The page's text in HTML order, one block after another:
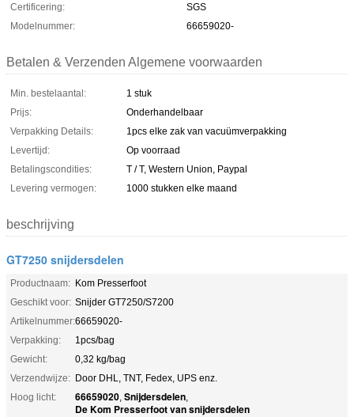
Certificering:
SGS
Modelnummer:
66659020-
Betalen & Verzenden Algemene voorwaarden
Min. bestelaantal:
1 stuk
Prijs:
Onderhandelbaar
Verpakking Details:
1pcs elke zak van vacuümverpakking
Levertijd:
Op voorraad
Betalingscondities:
T / T, Western Union, Paypal
Levering vermogen:
1000 stukken elke maand
beschrijving
GT7250 snijdersdelen
Productnaam: Kom Presserfoot
Geschikt voor: Snijder GT7250/S7200
Artikelnummer:66659020-
Verpakking:
1pcs/bag
Gewicht:
0,32 kg/bag
Verzendwijze: Door DHL, TNT, Fedex, UPS enz.
Hoog licht:
66659020, Snijdersdelen,
De Kom Presserfoot van snijdersdelen